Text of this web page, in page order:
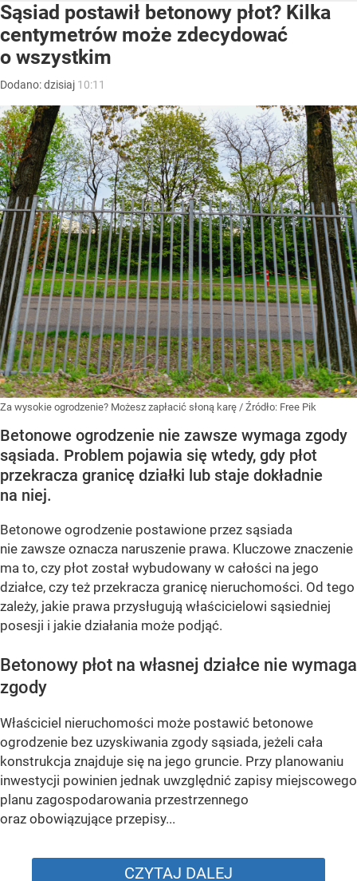
Sąsiad postawił betonowy płot? Kilka
centymetrów może zdecydować
o wszystkim
Dodano:dzisiaj 10:11
Za wysokie ogrodzenie? Możesz zapłacić słoną karę / Źródło: Free Pik
Betonowe ogrodzenie nie zawsze wymaga zgody
sąsiada. Problem pojawia się wtedy, gdy płot
przekracza granicę działki lub staje dokładnie
na niej.
Betonowe ogrodzenie postawione przez sąsiada
nie zawsze oznacza naruszenie prawa. Kluczowe znaczenie
ma to, czy płot został wybudowany w całości na jego
działce, czy też przekracza granicę nieruchomości. Od tego
zależy, jakie prawa przysługują właścicielowi sąsiedniej
posesji i jakie działania może podjąć.
Betonowy płot na własnej działce nie wymaga
zgody
Właściciel nieruchomości może postawić betonowe
ogrodzenie bez uzyskiwania zgody sąsiada, jeżeli cała
konstrukcja znajduje się na jego gruncie. Przy planowaniu
inwestycji powinien jednak uwzględnić zapisy miejscowego
planu zagospodarowania przestrzennego
oraz obowiązujące przepisy...
CZYTAJ DALEJ